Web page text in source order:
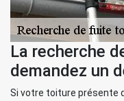
La recherche
demandez un
Si votre toiture présente